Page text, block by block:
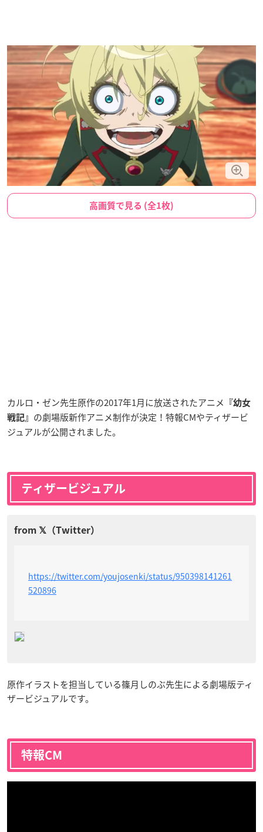
高画質で見る (全1枚)
カルロ・ゼン先生原作の2017年1月に放送されたアニメ
『幼女
戦記』 の劇場版新作アニメ制作が決定！特報CMやティザービ
ジュアルが公開されました。
ティザービジュアル
https://twitter.com/youjosenki/status/950398141261
520896
原作イラストを担当している篠月しのぶ先生による劇場版ティ
ザービジュアルです。
特報CM